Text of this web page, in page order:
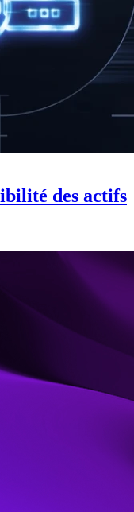
des actifs